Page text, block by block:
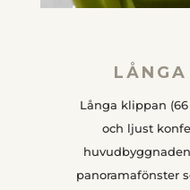
Långa klippan
och ljust
panoramafönster